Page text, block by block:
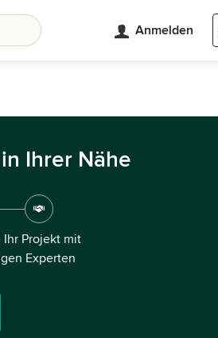
Anmelden
Ihrer Nähe
Ihr Projekt mit
Experten